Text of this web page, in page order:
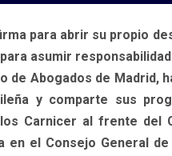
para abrir su propio
asumir
Abogados de Madrid,
y comparte sus
Carnicer al frente del
el Consejo General